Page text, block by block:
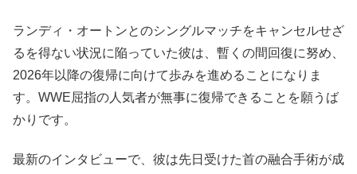
ランディ・オートンとのシングルマッチをキャンセルせざ
るを得ない状況に陥っていた彼は、暫くの間回復に努め、
2026年以降の復帰に向けて歩みを進めることになりま
す。WWE屈指の人気者が無事に復帰できることを願うば
かりです。
最新のインタビューで、彼は先日受けた首の融合手術が成